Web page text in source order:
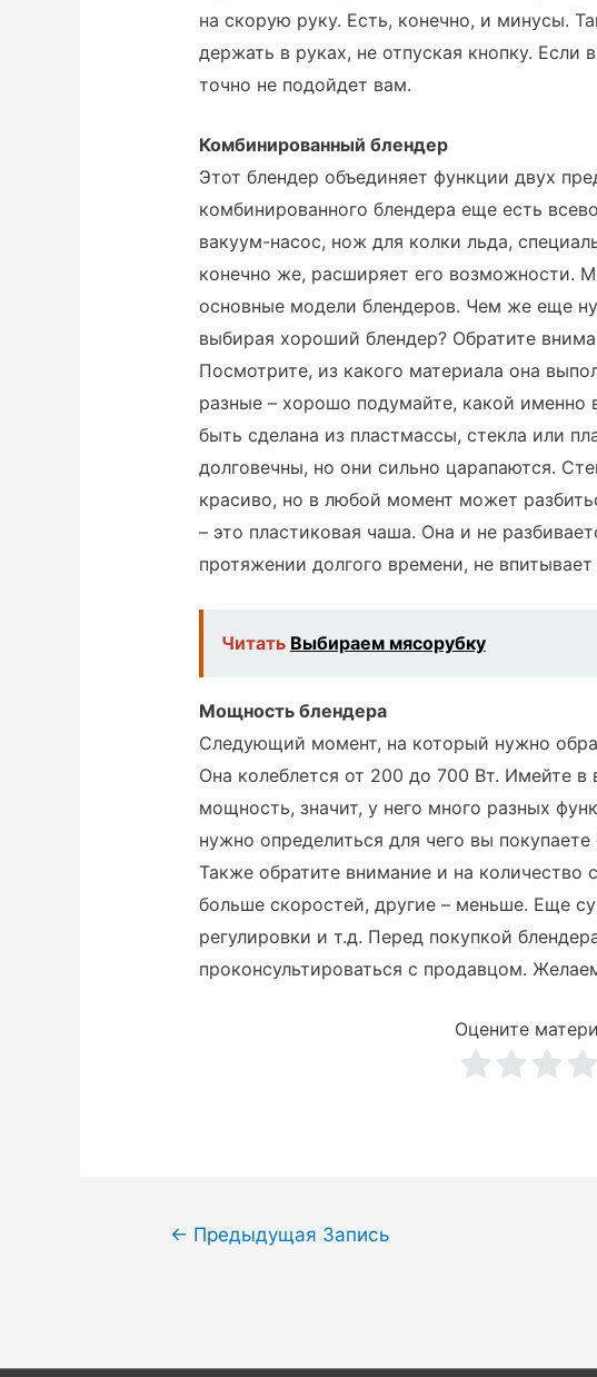
на скорую руку. Есть, конечно, и минусы.
держать в руках, не отпуская кнопку. Если
точно не подойдет вам.
Комбинированный блендер
Этот блендер объединяет функции двух
комбинированного блендера еще есть
вакуум-насос, нож для колки льда,
конечно же, расширяет его возможности.
основные модели блендеров. Чем же еще
выбирая хороший блендер? Обратите
Посмотрите, из какого материала она
разные – хорошо подумайте, какой
быть сделана из пластмассы, стекла или
долговечны, но они сильно царапаются.
красиво, но в любой момент может
– это пластиковая чаша. Она и не
протяжении долгого времени, не впитывает
Читать Выбираем мясорубку
Мощность блендера
Следующий момент, на который нужно
Она колеблется от 200 до 700 Вт. Имейте в
мощность, значит, у него много разных
нужно определиться для чего вы
Также обратите внимание и на
больше скоростей, другие – меньше. Еще
регулировки и т.д. Перед покупкой
проконсультироваться с продавцом.
Оцените
Навигация
← Предыдущая Запись